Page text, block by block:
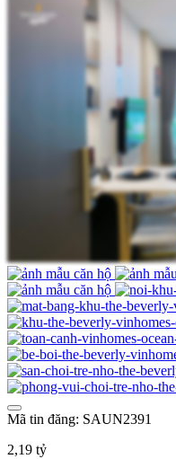
Mã tin đăng: SAUN2391
2,19 tỷ